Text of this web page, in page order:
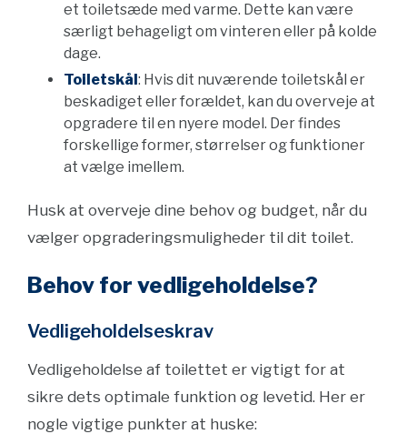
et toiletsæde med varme. Dette kan være
særligt behageligt om vinteren eller på kolde
dage.
Toiletskål: Hvis dit nuværende toiletskål er
beskadiget eller forældet, kan du overveje at
opgradere til en nyere model. Der findes
forskellige former, størrelser og funktioner
at vælge imellem.
Husk at overveje dine behov og budget, når du
vælger opgraderingsmuligheder til dit toilet.
Behov for vedligeholdelse?
Vedligeholdelseskrav
Vedligeholdelse af toilettet er vigtigt for at
sikre dets optimale funktion og levetid. Her er
nogle vigtige punkter at huske: